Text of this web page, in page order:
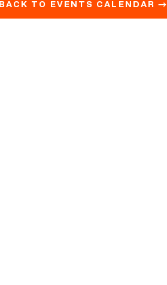
BACK TO EVENTS CALENDAR →